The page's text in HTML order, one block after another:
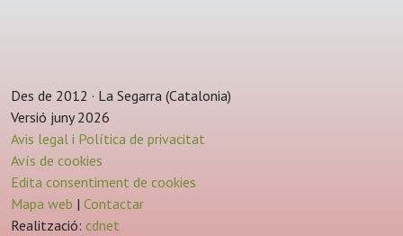
Des de 2012 · La Segarra (Catalonia)
Versió juny 2026
Avis legal i Política de privacitat
Avís de cookies
Edita consentiment de cookies
Mapa web | Contactar
Realització: cdnet